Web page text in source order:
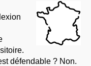
défendable ? Non.